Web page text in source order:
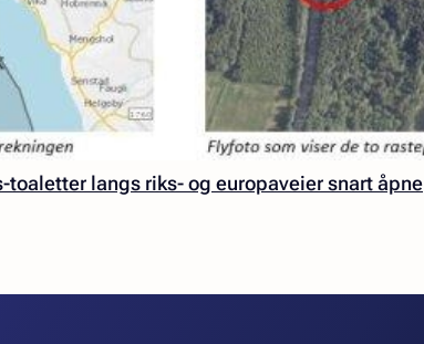
toaletter langs riks- og europaveier snart åpne